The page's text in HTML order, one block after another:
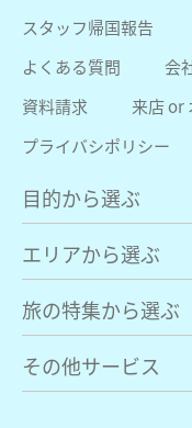
スタッフ帰国報告
よくある質問
会
資料請求
来店 or
プライバシポリシー
目的から選ぶ
エリアから選ぶ
旅の特集から選ぶ
その他サービス